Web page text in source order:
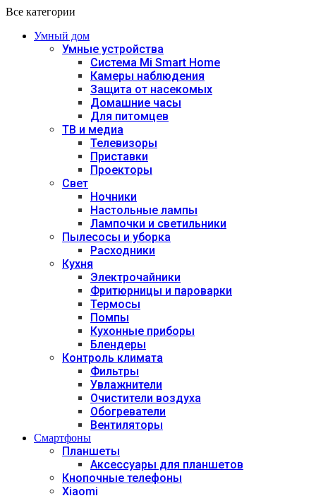
Все категории
Умный дом
Умные устройства
Система Mi Smart Home
Камеры наблюдения
Защита от насекомых
Домашние часы
Для питомцев
ТВ и медиа
Телевизоры
Приставки
Проекторы
Свет
Ночники
Настольные лампы
Лампочки и светильники
Пылесосы и уборка
Расходники
Кухня
Электрочайники
Фритюрницы и пароварки
Термосы
Помпы
Кухонные приборы
Блендеры
Контроль климата
Фильтры
Увлажнители
Очистители воздуха
Обогреватели
Вентиляторы
Смартфоны
Планшеты
Аксессуары для планшетов
Кнопочные телефоны
Xiaomi